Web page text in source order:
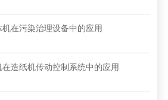
在污染治理设备中的应用
造纸机传动控制系统中的应用